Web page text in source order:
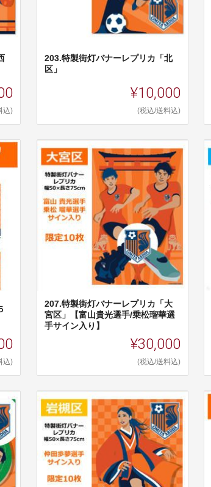
込)
203.特製街灯バナーレプリカ「北
区」
¥10,000
(税込/送料込)
込)
207.特製街灯バナーレプリカ「大
宮区」【富山貴光選手/乗松瑠華選
手サイン入り】
¥30,000
(税込/送料込)